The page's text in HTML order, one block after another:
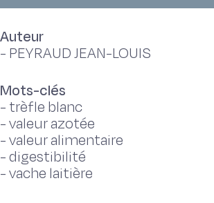
Auteur
- PEYRAUD JEAN-LOUIS
Mots-clés
- trèfle blanc
-valeur azotée
-valeur alimentaire
-digestibilité
-vache laitière